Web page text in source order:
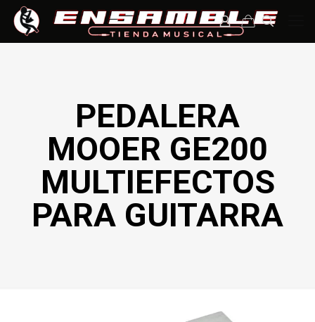
PEDALERA
MOOER GE200
MULTIEFECTOS
PARA GUITARRA